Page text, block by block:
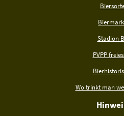
Stadion
PVPP
Wo trinkt man